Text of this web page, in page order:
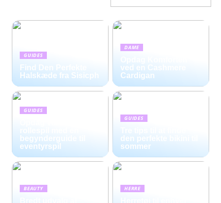
GUIDES
Find Den Perfekte
Halskæde fra Sisicph
DAME
ved en Cashmere
Cardigan
GUIDES
begynderguide til
eventyrspil
GUIDES
den perfekte bikini til
sommer
BEAUTY HERRE